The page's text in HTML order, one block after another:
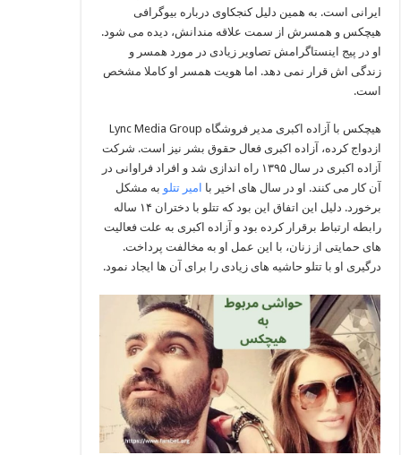
ایرانی است. به همین دلیل کنجکاوی درباره بیوگرافی
هیچکس و همسرش از سمت علاقه مندانش، دیده می شود.
او در پیج اینستاگرامش تصاویر زیادی در مورد همسر و
زندگی اش قرار نمی دهد. اما هویت همسر او کاملا مشخص
است.
هیچکس با آزاده اکبری مدیر فروشگاه Lync Media Group
ازدواج کرده، آزاده اکبری فعال حقوق بشر نیز است. شرکت
آزاده اکبری در سال ۱۳۹۵ راه اندازی شد و افراد فراوانی در
آن کار می کنند. او در سال های اخیر با امیر تتلو به مشکل
برخورد. دلیل این اتفاق این بود که تتلو با دختران ۱۴ ساله
رابطه ارتباط برقرار کرده بود و آزاده اکبری به علت فعالیت
های حمایتی از زنان، با این عمل او به مخالفت پرداخت.
درگیری او با تتلو حاشیه های زیادی را برای آن ها ایجاد نمود.